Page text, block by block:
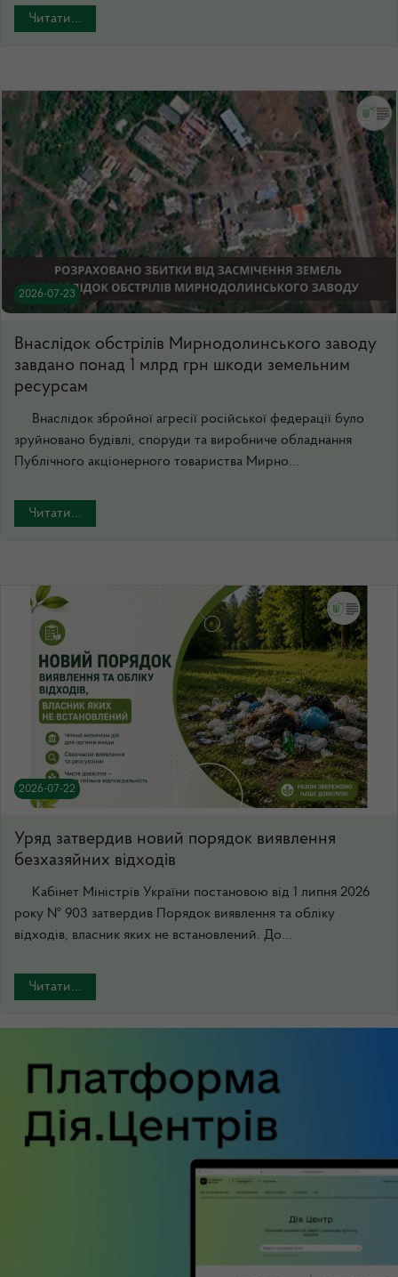
Читати...
2026-07-23
Внаслідок обстрілів Мирнодолинського заводу
завдано понад 1 млрд грн шкоди земельним
ресурсам
Внаслідок збройної агресії російської федерації було
зруйновано будівлі, споруди та виробниче обладнання
Публічного акціонерного товариства Мирно...
Читати...
2026-07-22
Уряд затвердив новий порядок виявлення
безхазяйних відходів
Кабінет Міністрів України постановою від 1 липня 2026
року № 903 затвердив Порядок виявлення та обліку
відходів, власник яких не встановлений. До...
Читати...